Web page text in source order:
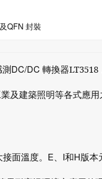
QFN 封裝
DC/DC 轉換器LT3518
及建築照明等各式應用
面溫度。 E、 I和H版本